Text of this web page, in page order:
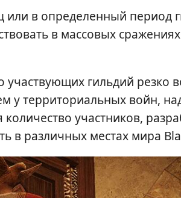
или в определенный
в массовых
участвующих гильдий резко
у территориальных войн,
количество участников,
в различных местах мира